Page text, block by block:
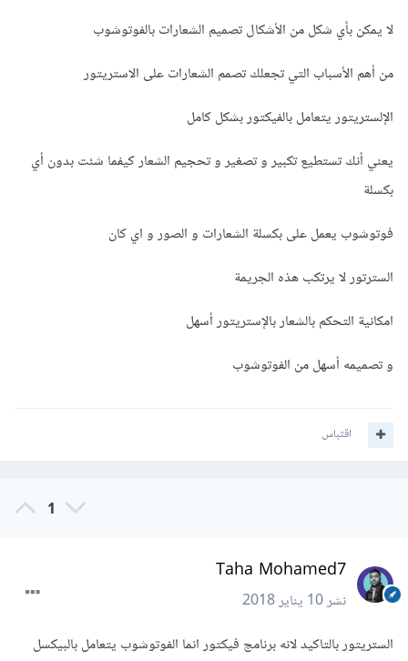
لا يمكن بأي شكل من الأشكال تصميم الشعارات بالفوتوشوب
من أهم الأسباب التي تجعلك تصمم الشعارات على الاستريتور
الإلستريتور يتعامل بالفيكتور بشكل كامل
يعني أنك تستطيع تكبير و تصغير و تحجيم الشعار كيفما شئت بدون أي
بكسلة
فوتوشوب يعمل على بكسلة الشعارات و الصور و اي كان
السترتور لا يرتكب هذه الجريمة
امكانية التحكم بالشعار بالإستريتور أسهل
و تصميمه أسهل من الفوتوشوب
اقتباس
1
Taha Mohamed7
نشر10 يناير 2018
الستريتور بالتاكيد لانه برنامج فيكتور انما الفوتوشوب يتعامل بالبيكسل